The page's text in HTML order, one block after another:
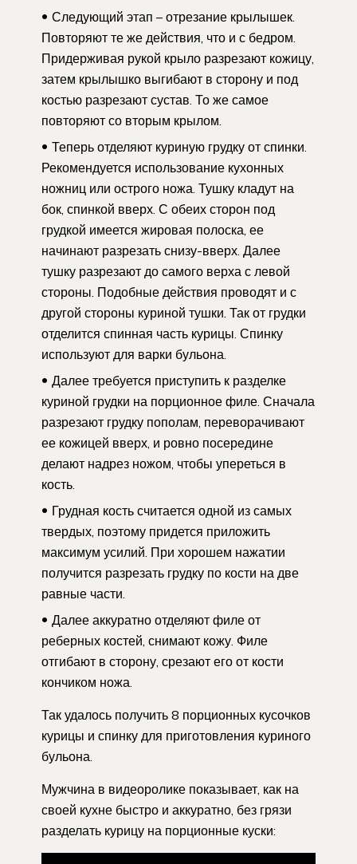
Следующий этап – отрезание крылышек.
Повторяют те же действия, что и с бедром.
Придерживая рукой крыло разрезают кожицу,
затем крылышко выгибают в сторону и под
костью разрезают сустав. То же самое
повторяют со вторым крылом.
Теперь отделяют куриную грудку от спинки.
Рекомендуется использование кухонных
ножниц или острого ножа. Тушку кладут на
бок, спинкой вверх. С обеих сторон под
грудкой имеется жировая полоска, ее
начинают разрезать снизу-вверх. Далее
тушку разрезают до самого верха с левой
стороны. Подобные действия проводят и с
другой стороны куриной тушки. Так от грудки
отделится спинная часть курицы. Спинку
используют для варки бульона.
Далее требуется приступить к разделке
куриной грудки на порционное филе. Сначала
разрезают грудку пополам, переворачивают
ее кожицей вверх, и ровно посередине
делают надрез ножом, чтобы упереться в
кость.
Грудная кость считается одной из самых
твердых, поэтому придется приложить
максимум усилий. При хорошем нажатии
получится разрезать грудку по кости на две
равные части.
Далее аккуратно отделяют филе от
реберных костей, снимают кожу. Филе
отгибают в сторону, срезают его от кости
кончиком ножа.
Так удалось получить 8 порционных кусочков
курицы и спинку для приготовления куриного
бульона.
Мужчина в видеоролике показывает, как на
своей кухне быстро и аккуратно, без грязи
разделать курицу на порционные куски: